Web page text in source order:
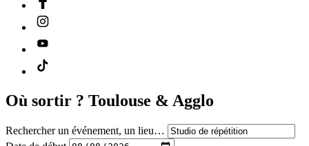
Où sortir ? Toulouse & Agglo
Rechercher un événement, un lieu…